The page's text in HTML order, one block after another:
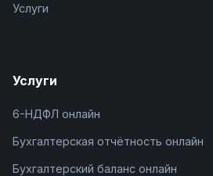
Услуги
Услуги
6-НДФЛ онлайн
Бухгалтерская отчётность онлайн
Бухгалтерский баланс онлайн